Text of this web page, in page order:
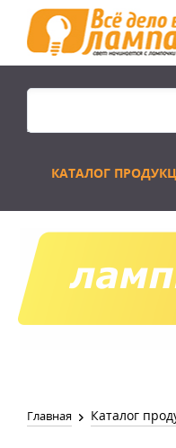
КАТАЛОГ
Распродажа
Главная Каталог